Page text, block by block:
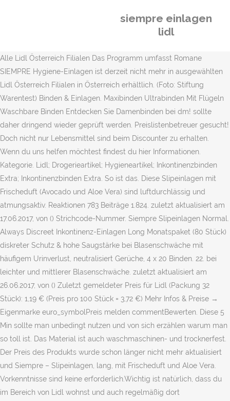
siempre einlagen
lidl
Alle Lidl Österreich Filialen Das Programm umfasst Romane
SIEMPRE Hygiene-Einlagen ist derzeit nicht mehr in ausgewählten
Lidl Österreich Filialen in Österreich erhältlich. (Foto: Stiftung
Warentest) Binden & Einlagen. Maxibinden Ultrabinden Mit Flügeln
Waschbare Binden Entdecken Sie Damenbinden bei dm! sollte
daher dringend wieder geprüft werden. Preislistenbetreuer gesucht!
Doch nicht nur Lebensmittel sind beim Discounter zu erhalten.
Wenn du uns helfen möchtest findest du hier Informationen.
Kategorie. Lidl; Drogerie­artikel; Hygiene­artikel; Inkontinenzbinden
Extra; Inkontinenzbinden Extra. So ist das. Diese Slipeinlagen mit
Frischeduft (Avocado und Aloe Vera) sind luftdurchlässig und
atmungsaktiv. Reaktionen 783 Beiträge 1.824. zuletzt aktualisiert am
17.06.2017, von () Strichcode-Nummer. Siempre Slipeinlagen Normal.
Always Discreet Inkontinenz-Einlagen Long Monatspaket (80 Stück)
diskreter Schutz & hohe Saugstärke bei Blasenschwäche mit
häufigem Urinverlust, neutralisiert Gerüche, 4 x 20 Binden. 22. bei
leichter und mittlerer Blasenschwäche. zuletzt aktualisiert am
26.06.2017, von () Zuletzt gemeldeter Preis für Lidl (Packung 32
Stück): 1,19 € (Preis pro 100 Stück = 3,72 €) Mehr Infos & Preise →
Eigenmarke euro_symbolPreis melden commentBewerten. Diese 5
Min sollte man unbedingt nutzen und von sich erzählen warum man
so toll ist. Das Material ist auch waschmaschinen- und trocknerfest.
Der Preis des Produkts wurde schon länger nicht mehr aktualisiert
und Siempre – Slipeinlagen, lang, mit Frischeduft und Aloe Vera.
Vorkenntnisse sind keine erforderlich.Wichtig ist natürlich, dass du
im Bereich von Lidl wohnst und auch regelmäßig dort